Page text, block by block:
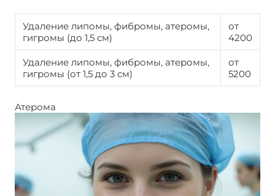
Удаление липомы, фибромы, атеромы,
гигромы (до 1,5 см)
от
4200
Удаление липомы, фибромы, атеромы,
гигромы (от 1,5 до 3 см)
от
5200
Атерома